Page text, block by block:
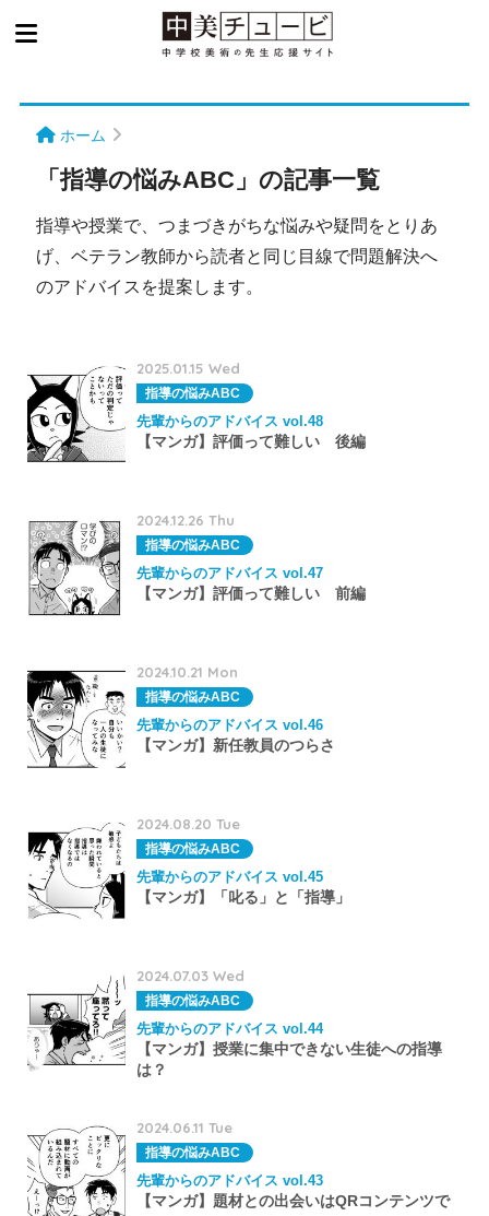
ホーム
「指導の悩みABC」の記事一覧
指導や授業で、つまづきがちな悩みや疑問をとりあ
げ、ベテラン教師から読者と同じ目線で問題解決へ
のアドバイスを提案します。
2025.01.15 Wed
指導の悩みABC
先輩からのアドバイス vol.48
【マンガ】評価って難しい 後編
2024.12.26 Thu
指導の悩みABC
先輩からのアドバイス vol.47
【マンガ】評価って難しい 前編
2024.10.21 Mon
指導の悩みABC
先輩からのアドバイス vol.46
【マンガ】新任教員のつらさ
2024.08.20 Tue
指導の悩みABC
先輩からのアドバイス vol.45
【マンガ】「叱る」と「指導」
2024.07.03 Wed
指導の悩みABC
先輩からのアドバイス vol.44
【マンガ】授業に集中できない生徒への指導
は？
2024.06.11 Tue
指導の悩みABC
先輩からのアドバイス vol.43
【マンガ】題材との出会いはQRコンテンツで